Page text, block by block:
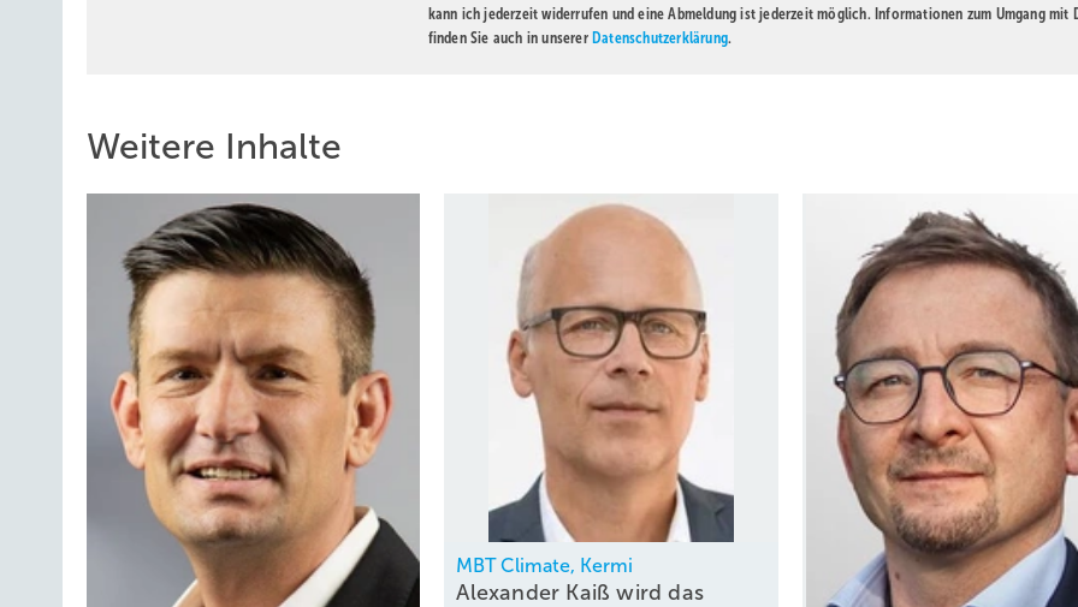
kann ich jederzeit widerrufen und eine Abmeldung ist jederzeit möglich. Informationen zum Umgang mit
finden Sie auch in unserer Datenschutzerklärung.
Weitere Inhalte
MBT Climate, Kermi
Alexander Kaiß wird das